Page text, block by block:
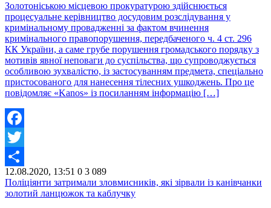
Золотоніською місцевою прокуратурою здійснюється
процесуальне керівництво досудовим розслідування у
кримінальному провадженні за фактом вчинення
кримінального правопорушення, передбаченого ч. 4 ст. 296
КК України, а саме грубе порушення громадського порядку з
мотивів явної неповаги до суспільства, що супроводжується
особливою зухвалістю, із застосуванням предмета, спеціально
пристосованого для нанесення тілесних ушкоджень. Про це
повідомляє «Kanos» із посиланням інформацію […]
Facebook
Twitter
Share
12.08.2020, 13:51 0 3 089
Поліціянти затримали зловмисників, які зірвали із канівчанки
золотий ланцюжок та каблучку